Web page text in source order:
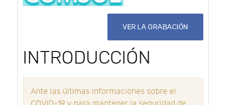
VER LA GRABACIÓN
INTRODUCCIÓN
Ante las últimas informaciones sobre el